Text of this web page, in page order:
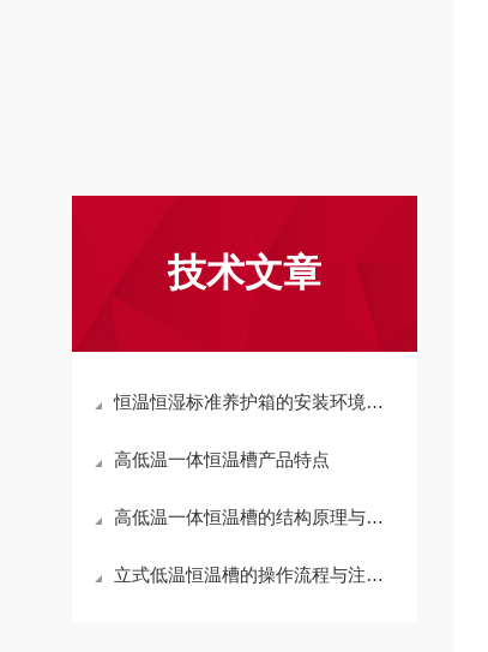
技术文章
恒温恒湿标准养护箱的安装环境与电力要求
高低温一体恒温槽产品特点
高低温一体恒温槽的结构原理与操作维护全解析
立式低温恒温槽的操作流程与注意事项：从加液到设定的完整指南